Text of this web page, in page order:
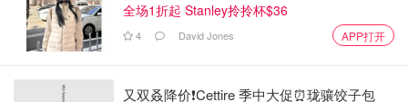
全场1折起 Stanley拎拎杯$36
4 David Jones APP打开
又双叒降价❗️Cettire 季中大促⏰珑骧饺子包